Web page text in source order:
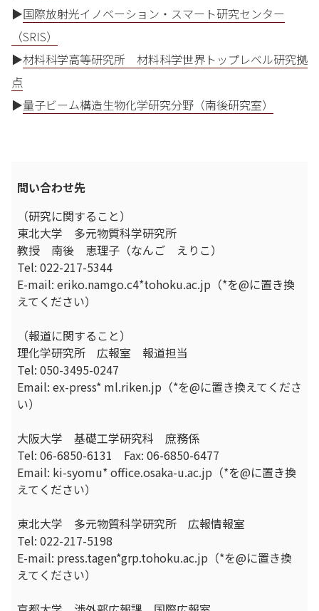
▶国際放射光イノベーション・スマート研究センター
（SRIS）
▶材料科学高等研究所 材料科学世界トップレベル研究拠
点
▶量子ビーム構造生物化学研究分野（南後研究室）
問い合わせ先
（研究に関すること）
東北大学 多元物質科学研究所
教授 南後 恵理子（なんご えりこ）
Tel: 022-217-5344
E-mail: eriko.namgo.c4*tohoku.ac.jp（*を@に置き換
えてください）
（報道に関すること）
理化学研究所 広報室 報道担当
Tel: 050-3495-0247
Email: ex-press* ml.riken.jp（*を@に置き換えてくださ
い）
大阪大学 基礎工学研究科 庶務係
Tel: 06-6850-6131 Fax: 06-6850-6477
Email: ki-syomu* office.osaka-u.ac.jp（*を@に置き換
えてください）
東北大学 多元物質科学研究所 広報情報室
Tel: 022-217-5198
E-mail: press.tagen*grp.tohoku.ac.jp（*を@に置き換
えてください）